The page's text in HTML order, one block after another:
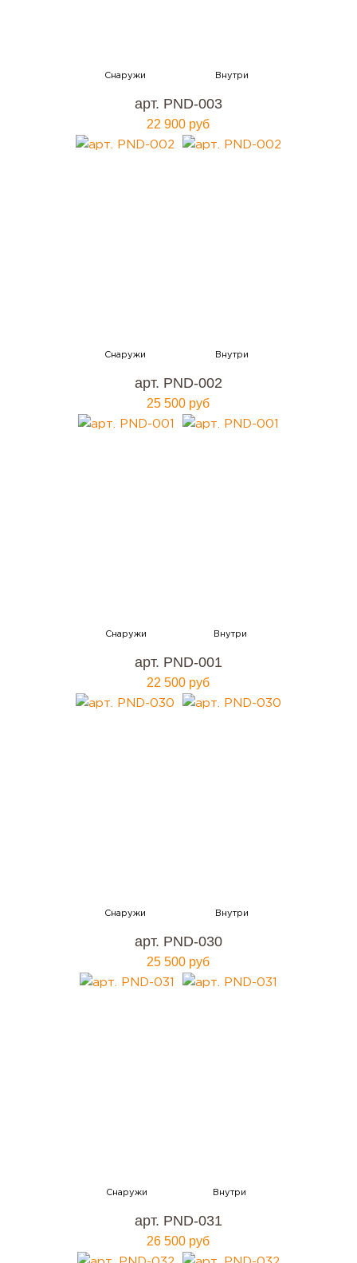
арт. PND-003
22 900 руб
арт. PND-002
25 500 руб
арт. PND-001
22 500 руб
арт. PND-030
25 500 руб
арт. PND-031
26 500 руб